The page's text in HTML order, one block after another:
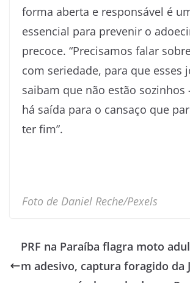
forma aberta e responsável é
essencial para prevenir o
precoce. “Precisamos falar
com seriedade, para que esses
saibam que não estão
há saída para o cansaço que
ter fim”.
Foto de Daniel Reche/Pexels
PRF na Paraíba flagra moto
m adesivo, captura foragido da